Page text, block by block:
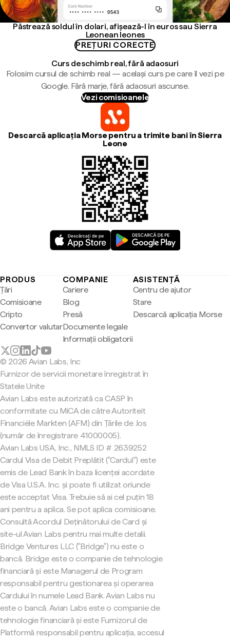
Păstrează soldul în dolari, afișează-l în euros sau Sierra
Leonean leones
PREȚURI CORECTE
Curs de schimb real, fără adaosuri
Folosim cursul de schimb real — același curs pe care îl vezi pe
Google. Fără marje, fără adaosuri ascunse.
Vezi comisioanele
Descarcă aplicația Morse pentru a trimite bani în Sierra
Leone
PRODUS
Țări
Comisioane
Cripto
Convertor valutar
COMPANIE
Cariere
Blog
Presă
Documente legale
Informații obligatorii
ASISTENȚĂ
Centru de ajutor
Stare
Descarcă aplicația Morse
© 2026 Avian Labs, Inc
Furnizor de servicii monetare înregistrat în
Statele Unite
Avian Labs este autorizată ca CASP în
conformitate cu MiCA de către Autoriteit
Financiële Markten (AFM) din Țările de Jos
(număr de înregistrare 41000005).
Avian Labs USA, Inc., NMLS ID # 2639252
Cardul Visa de Debit Preplătit ("Cardul") este
emis de Lead Bank în baza licenței acordate
de Visa U.S.A. Inc. și poate fi utilizat oriunde
este acceptat Visa. Trebuie să ai cel puțin 18
ani pentru a aplica. Se pot aplica comisioane.
Consultă Acordul Deținătorului de Card și
site-ul Avian Labs pentru mai multe detalii.
Bridge Ventures LLC ("Bridge") nu este o
bancă. Bridge este o companie de tehnologie
financiară și este Managerul de Program
responsabil pentru gestionarea și operarea
Cardului în numele Lead Bank. Avian Labs nu
este o bancă. Avian Labs este o companie de
tehnologie financiară și este Furnizorul de
Platformă responsabil pentru aplicația, accesul